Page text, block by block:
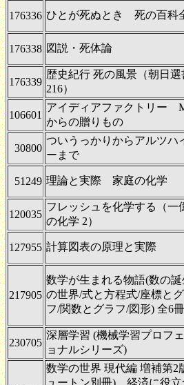
176336 ひとが死ぬとき 死の百科
176338 図説・死体論
176339
歴史紀行 死の風景（朝日選
216）
106601
アイディアファクトリー
からの贈りもの
30800
ついうっかりからアルツハ
ーまで
51249 理論と実際 家庭の化学
120035
フレッシュを化学する（一
の化学 2）
127955 計算図表の原理と実際
217905
数学が生まれる物語(数の誕
の世界/式と方程式/座標と
フ/関数とグラフ/図形) 全6冊
230705
深層学習 (機械学習プロフ
ョナルシリーズ)
数学の世界 現代編 増補第2
ュートン別冊) 経済に役立